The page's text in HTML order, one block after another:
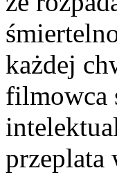
każdej
filmowca
przeplata